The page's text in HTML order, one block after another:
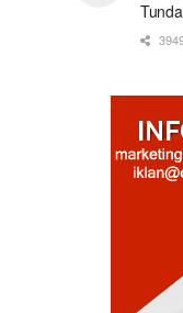
Tunda